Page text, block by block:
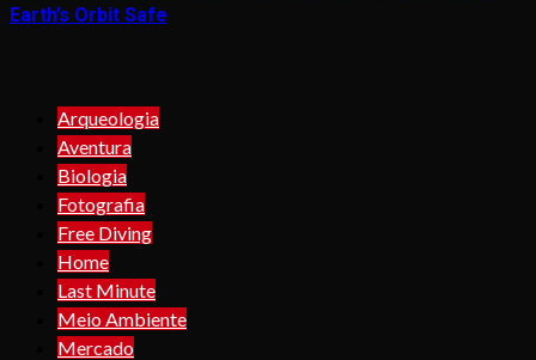
Earth’s Orbit Safe
Arqueologia
Aventura
Biologia
Fotografia
Free Diving
Home
Last Minute
Meio Ambiente
Mercado